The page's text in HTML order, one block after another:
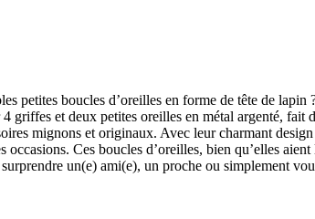
petites boucles d’oreilles en forme de tête de
et deux petites oreilles en métal argenté,
mignons et originaux. Avec leur charmant
occasions. Ces boucles d’oreilles, bien qu’elles
un(e) ami(e), un proche ou simplement